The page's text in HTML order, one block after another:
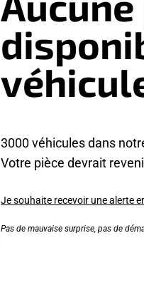
3000 véhicules dans
Votre pièce devrait
Je souhaite recevoir une alerte
Pas de mauvaise surprise, pas de